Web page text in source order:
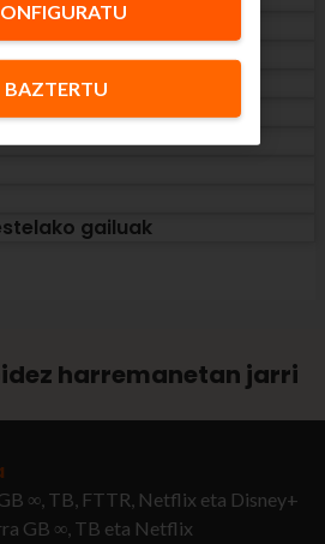
gailuak
harremanetan jarri
∞, TB, FTTR, Netflix eta Disney+
GB ∞, TB eta Netflix
BAZTERTU